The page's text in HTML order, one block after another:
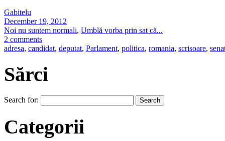
Gabitelu
December 19, 2012
Noi nu suntem normali, Umblă vorba prin sat că...
2 comments
adresa, candidat, deputat, Parlament, politica, romania, scrisoare,
Sărci
Search for:
Categorii